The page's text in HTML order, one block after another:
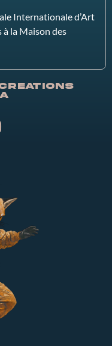
Internationale d’Art
à la Maison des